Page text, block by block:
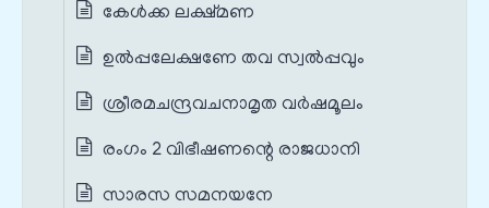
കേൾക്ക ലക്ഷ്മണ
ഉൽപ്പലേക്ഷണേ തവ സ്വൽപ്പവും
ശ്രീരമചന്ദ്രവചനാമൃത വർഷമൂലം
രംഗം 2 വിഭീഷണന്റെ രാജധാനി
സാരസ സമനയനേ